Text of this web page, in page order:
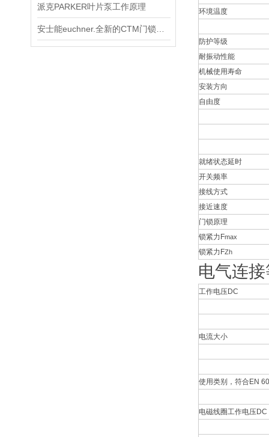
派克PARKER叶片泵工作原理 环境温度
防护等级
耐振动性能
机械使用寿命
安装方向
自由度
就绪状态延时
开关频率
接线方式
接近速度
门锁原理
锁紧力Fmax
锁紧力FZh
电气连
工作电压DC
电流大小
使用类别，符合EN
电磁线圈工作电压DC